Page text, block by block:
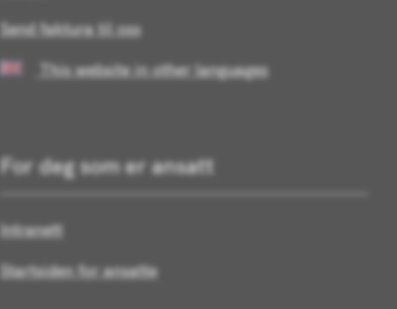
Send faktura til oss
This website in other languages
For deg som er ansatt
Intranett
Startsiden for ansatte